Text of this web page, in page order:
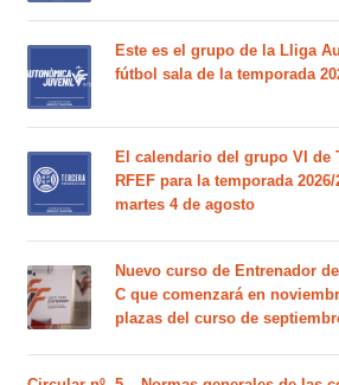
Este es el grupo de la Lliga
fútbol sala de la temporada
El calendario del grupo VI de
RFEF para la temporada
martes 4 de agosto
Nuevo curso de Entrenador
C que comenzará en
plazas del curso de